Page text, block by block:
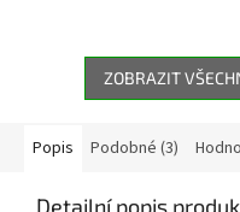
ZOBRAZIT
Popis Podobné (3)
Detailní popis